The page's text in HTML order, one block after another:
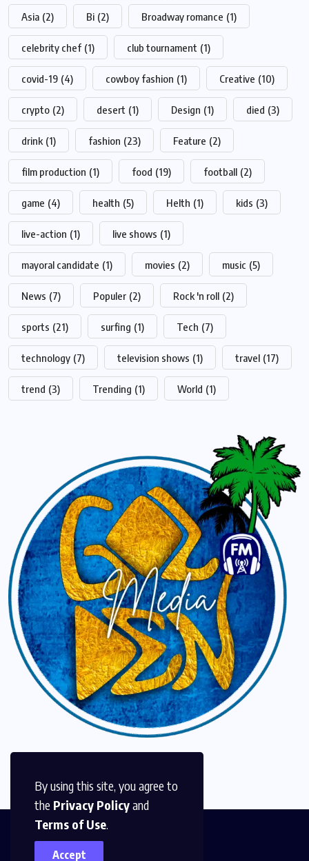
By using this site, you agree to
the Privacy Policyand
Terms of Use.
Accept
Asia (2) Bi (2) Broadway romance (1)
celebrity chef (1) club tournament (1)
covid-19 (4) cowboy fashion (1) Creative (10)
crypto (2) desert (1) Design (1) died (3)
drink (1) fashion (23) Feature (2)
film production (1) food (19) football (2)
game (4) health (5) Helth (1) kids (3)
live-action (1) live shows (1)
mayoral candidate (1) movies (2) music (5)
News (7) Populer (2) Rock 'n roll (2)
sports (21) surfing (1) Tech (7)
technology (7) television shows (1) travel (17)
trend (3) Trending (1) World (1)